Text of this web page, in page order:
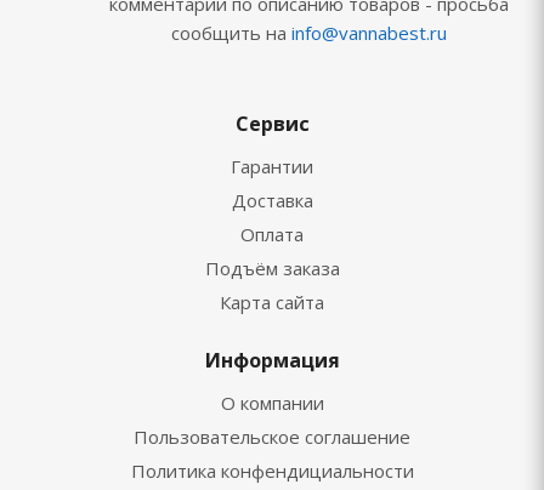
сообщить на info@vannabest.ru
Сервис
Гарантии
Доставка
Оплата
Подъём заказа
Карта сайта
Информация
О компании
Пользовательское соглашение
Политика конфендициальности